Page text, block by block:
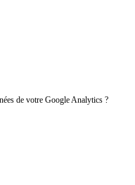
de votre Google Analytics ?